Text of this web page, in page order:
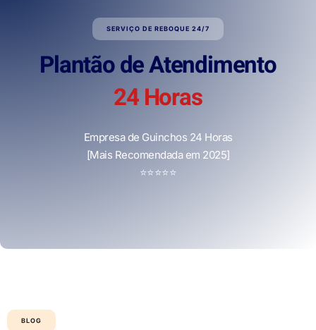
SERVIÇO DE REBOQUE 24/7
Plantão de Atendimento
24 Horas
Empresa de Guinchos 24 Horas
[Mais Recomendada em 2025]
⭐⭐⭐⭐⭐
BLOG